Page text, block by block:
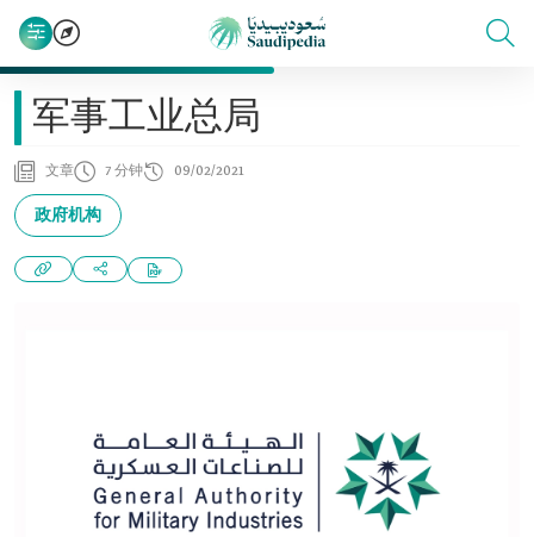
军事工业总局
文章 7 分钟 09/02/2021
政府机构